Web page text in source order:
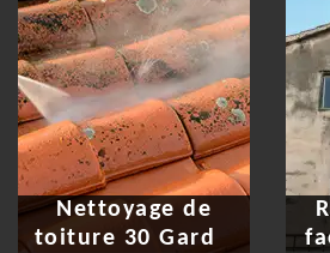
Nettoyage de
toiture 30 Gard